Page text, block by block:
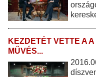
KEZDETÉT VETTE A
MŰVÉS...